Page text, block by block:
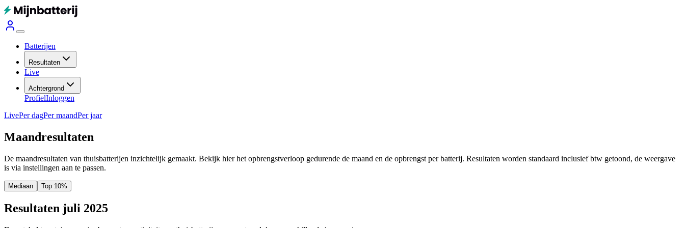
Batterijen
Resultaten
Live
Achtergrond
ProfielInloggen
LivePer dagPer maandPer jaar
Maandresultaten
De maandresultaten van thuisbatterijen inzichtelijk gemaakt. Bekijk hier het opbrengstverloop gedurende de maand en de opbrengst per batterij. Resultaten worden standaard inclusief btw getoond, de weergave
is via instellingen aan te passen.
Mediaan Top 10%
Resultaten juli 2025